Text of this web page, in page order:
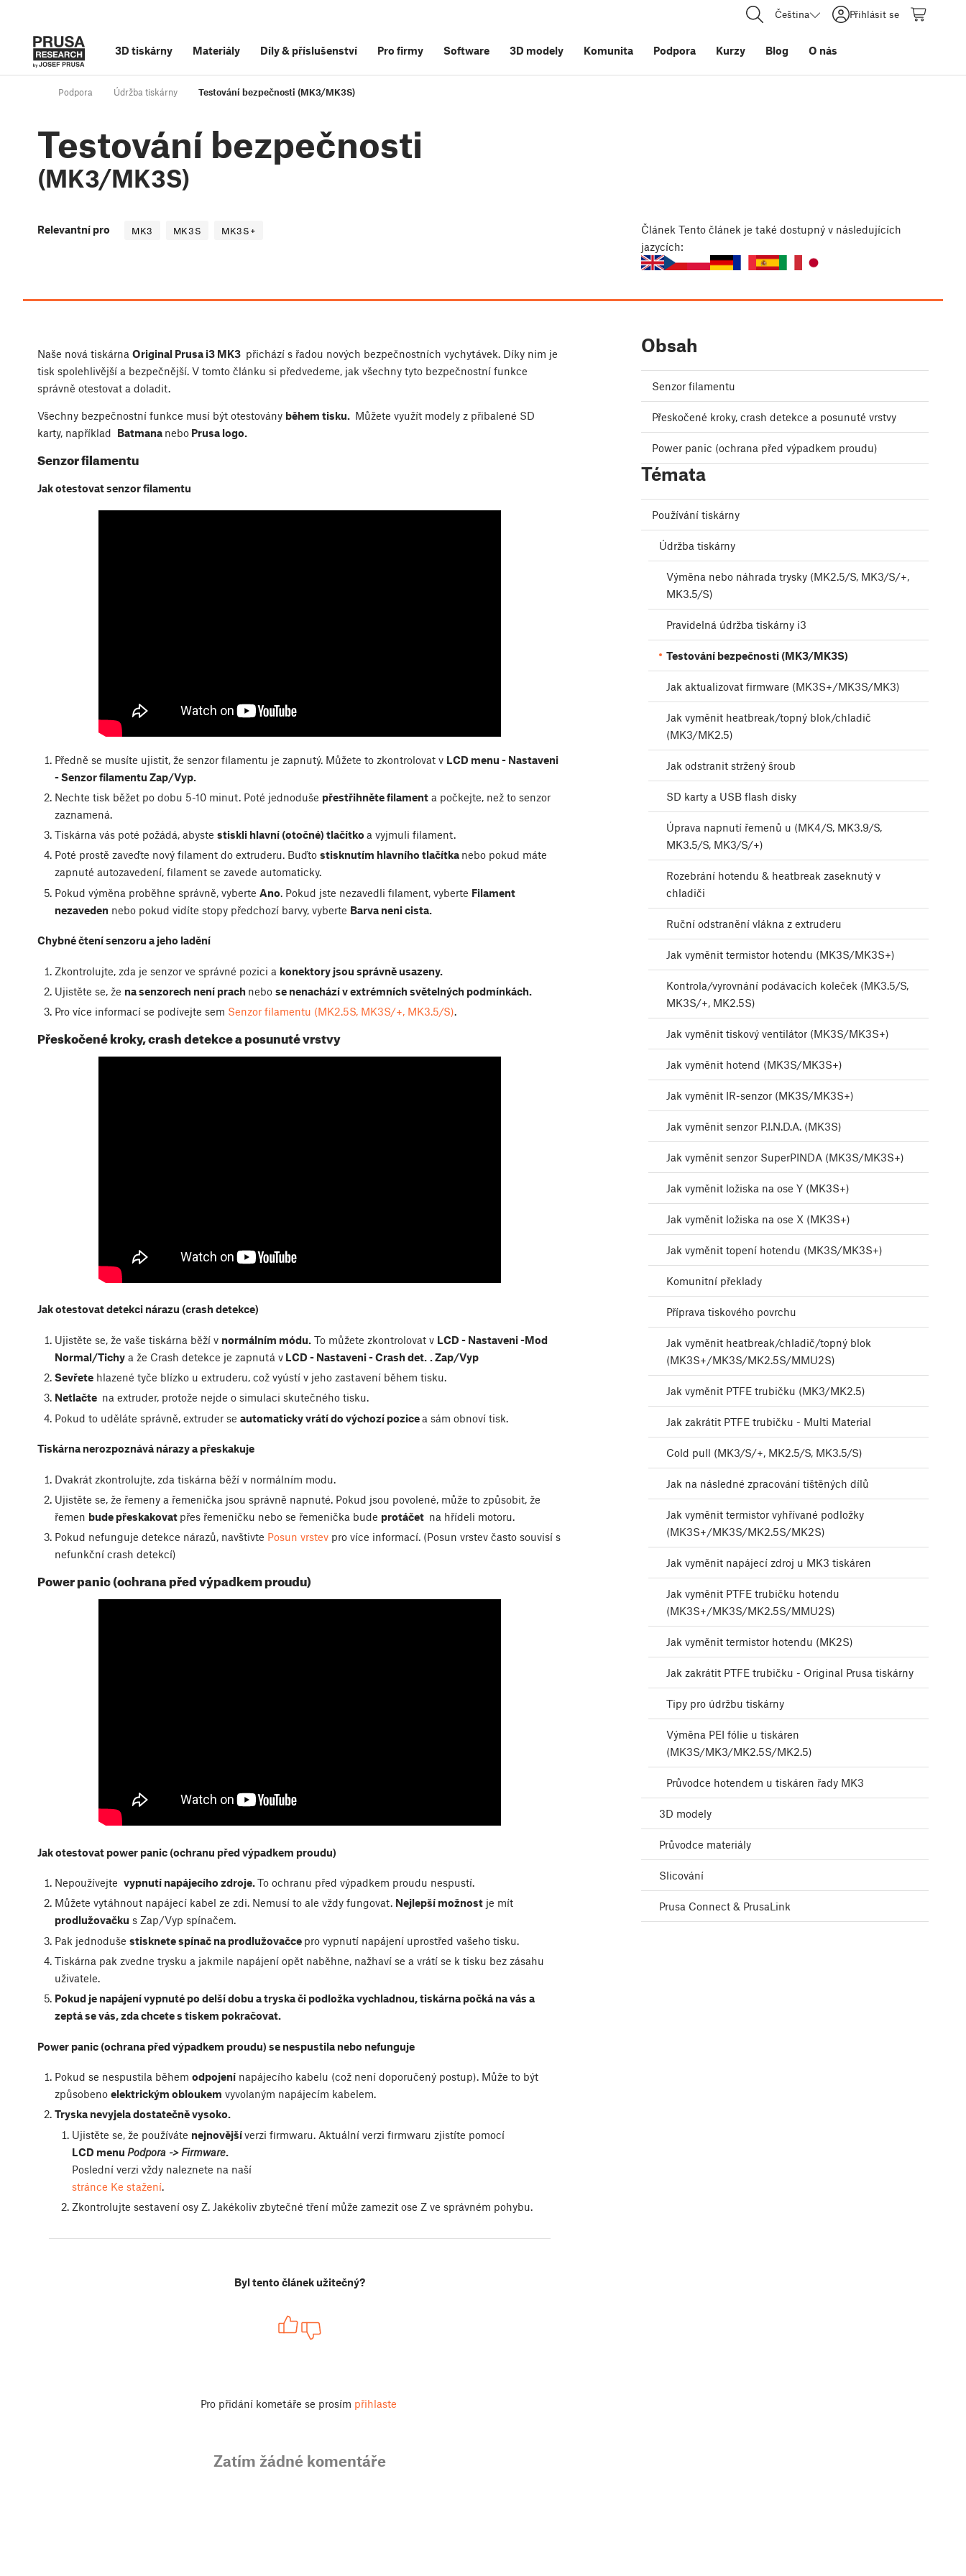
Čeština Přihlásit se
3D tiskárny Materiály Díly& příslušenství Pro firmy Software 3D modely Komunita Podpora Kurzy Blog O nás
Podpora Údržba tiskárny Testování bezpečnosti (MK3/MK3S)
Testování bezpečnosti
(MK3/MK3S)
Relevantní pro MK3 MK3S MK3S+ Článek Tento článek je také dostupný v následujících
jazycích:
Naše nová tiskárna Original Prusa i3 MK3 přichází s řadou nových bezpečnostních vychytávek. Díky nim je
tisk spolehlivější a bezpečnější. V tomto článku si předvedeme, jak všechny tyto bezpečnostní funkce
správně otestovat a doladit.
Všechny bezpečnostní funkce musí být otestovány během tisku. Můžete využít modely z přibalené SD
karty, například Batmana nebo Prusa logo.
Senzor filamentu
Jak otestovat senzor filamentu
Předně se musíte ujistit, že senzor filamentu je zapnutý. Můžete to zkontrolovat v LCD menu - Nastaveni
- Senzor filamentu Zap/Vyp.
Nechte tisk běžet po dobu 5-10 minut. Poté jednoduše přestřihněte filamenta počkejte, než to senzor
zaznamená.
Tiskárna vás poté požádá, abyste stiskli hlavní (otočné) tlačítko a vyjmuli filament.
Poté prostě zaveďte nový filament do extruderu. Buďto stisknutím hlavního tlačítka nebo pokud máte
zapnuté autozavedení, filament se zavede automaticky.
Pokud výměna proběhne správně, vyberte Ano . Pokud jste nezavedli filament, vyberte Filament
nezavedennebo pokud vidíte stopy předchozí barvy, vyberte Barva neni cista.
Chybné čtení senzoru a jeho ladění
Zkontrolujte, zda je senzor ve správné pozici a konektory jsou správně usazeny.
Ujistěte se, že na senzorech není prach nebo se nenachází v extrémních světelných podmínkách.
Pro více informací se podívejte sem Senzor filamentu (MK2.5S, MK3S/+, MK3.5/S).
Přeskočené kroky, crash detekce a posunuté vrstvy
Jak otestovat detekci nárazu (crash detekce)
Ujistěte se, že vaše tiskárna běží v normálním módu.To můžete zkontrolovat v LCD - Nastaveni -Mod
Normal/Tichya že Crash detekce je zapnutá vLCD - Nastaveni - Crash det. . Zap/Vyp
Sevřetehlazené tyče blízko u extruderu, což vyústí v jeho zastavení během tisku.
Netlačte na extruder, protože nejde o simulaci skutečného tisku.
Pokud to uděláte správně, extruder se automaticky vrátí do výchozí pozicea sám obnoví tisk.
Tiskárna nerozpoznává nárazy a přeskakuje
Dvakrát zkontrolujte, zda tiskárna běží v normálním modu.
Ujistěte se, že řemeny a řemenička jsou správně napnuté. Pokud jsou povolené, může to způsobit, že
řemen bude přeskakovat přes řemeničku nebo se řemenička bude protáčet na hřídeli motoru.
Pokud nefunguje detekce nárazů, navštivte Posun vrstevpro více informací. (Posun vrstev často souvisí s
nefunkční crash detekcí)
Power panic (ochrana před výpadkem proudu)
Jak otestovat power panic (ochranu před výpadkem proudu)
Nepoužívejte vypnutí napájecího zdroje.To ochranu před výpadkem proudu nespustí.
Můžete vytáhnout napájecí kabel ze zdi. Nemusí to ale vždy fungovat. Nejlepší možnostje mít
prodlužovačku s Zap/Vyp spínačem.
Pak jednoduše stisknete spínač na prodlužovačce pro vypnutí napájení uprostřed vašeho tisku.
Tiskárna pak zvedne trysku a jakmile napájení opět naběhne, nažhaví se a vrátí se k tisku bez zásahu
uživatele.
Pokud je napájení vypnuté po delší dobu a tryska či podložka vychladnou, tiskárna počká na vás a
zeptá se vás, zda chcete s tiskem pokračovat.
Power panic (ochrana před výpadkem proudu) se nespustila nebo nefunguje
Pokud se nespustila během odpojenínapájecího kabelu (což není doporučený postup). Může to být
způsobeno elektrickým obloukem vyvolaným napájecím kabelem.
Tryska nevyjela dostatečně vysoko.
Ujistěte se, že používáte nejnovějšíverzi firmwaru. Aktuální verzi firmwaru zjistíte pomocí
LCD menu Podpora -> Firmware.
Poslední verzi vždy naleznete na naší
stránce Ke stažení.
Zkontrolujte sestavení osy Z. Jakékoliv zbytečné tření může zamezit ose Z ve správném pohybu.
Byl tento článek užitečný?
Pro přidání kometáře se prosím přihlaste
Zatím žádné komentáře
Obsah
Senzor filamentu
Přeskočené kroky, crash detekce a posunuté vrstvy
Power panic (ochrana před výpadkem proudu)
Témata
Používání tiskárny
Údržba tiskárny
Výměna nebo náhrada trysky (MK2.5/S, MK3/S/+,
MK3.5/S)
Pravidelná údržba tiskárny i3
Testování bezpečnosti (MK3/MK3S)
Jak aktualizovat firmware (MK3S+/MK3S/MK3)
Jak vyměnit heatbreak/topný blok/chladič
(MK3/MK2.5)
Jak odstranit stržený šroub
SD karty a USB flash disky
Úprava napnutí řemenů u (MK4/S, MK3.9/S,
MK3.5/S, MK3/S/+)
Rozebrání hotendu & heatbreak zaseknutý v
chladiči
Ruční odstranění vlákna z extruderu
Jak vyměnit termistor hotendu (MK3S/MK3S+)
Kontrola/vyrovnání podávacích koleček (MK3.5/S,
MK3S/+, MK2.5S)
Jak vyměnit tiskový ventilátor (MK3S/MK3S+)
Jak vyměnit hotend (MK3S/MK3S+)
Jak vyměnit IR-senzor (MK3S/MK3S+)
Jak vyměnit senzor P.I.N.D.A. (MK3S)
Jak vyměnit senzor SuperPINDA (MK3S/MK3S+)
Jak vyměnit ložiska na ose Y (MK3S+)
Jak vyměnit ložiska na ose X (MK3S+)
Jak vyměnit topení hotendu (MK3S/MK3S+)
Komunitní překlady
Příprava tiskového povrchu
Jak vyměnit heatbreak/chladič/topný blok
(MK3S+/MK3S/MK2.5S/MMU2S)
Jak vyměnit PTFE trubičku (MK3/MK2.5)
Jak zakrátit PTFE trubičku - Multi Material
Cold pull (MK3/S/+, MK2.5/S, MK3.5/S)
Jak na následné zpracování tištěných dílů
Jak vyměnit termistor vyhřívané podložky
(MK3S+/MK3S/MK2.5S/MK2S)
Jak vyměnit napájecí zdroj u MK3 tiskáren
Jak vyměnit PTFE trubičku hotendu
(MK3S+/MK3S/MK2.5S/MMU2S)
Jak vyměnit termistor hotendu (MK2S)
Jak zakrátit PTFE trubičku - Original Prusa tiskárny
Tipy pro údržbu tiskárny
Výměna PEI fólie u tiskáren
(MK3S/MK3/MK2.5S/MK2.5)
Průvodce hotendem u tiskáren řady MK3
3D modely
Průvodce materiály
Slicování
Prusa Connect & PrusaLink